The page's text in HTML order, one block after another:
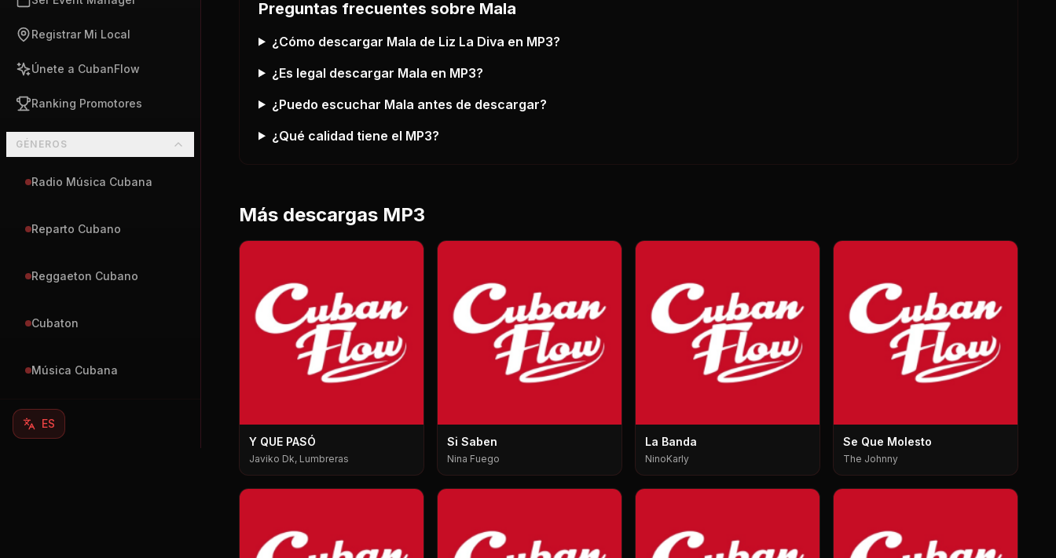
Registrar Mi Local
Únete a CubanFlow
Ranking Promotores
GÉNEROS
Radio Música Cubana
Reparto Cubano
Reggaeton Cubano
Cubaton
Música Cubana
ES
Preguntas frecuentes sobre Mala
¿Cómo descargar Mala de Liz La Diva en MP3?
¿Es legal descargar Mala en MP3?
¿Puedo escuchar Mala antes de descargar?
¿Qué calidad tiene el MP3?
Más descargas MP3
Y QUE PASÓ
Javiko Dk, Lumbreras
Si Saben
Nina Fuego
La Banda
NinoKarly
Se Que Molesto
The Johnny